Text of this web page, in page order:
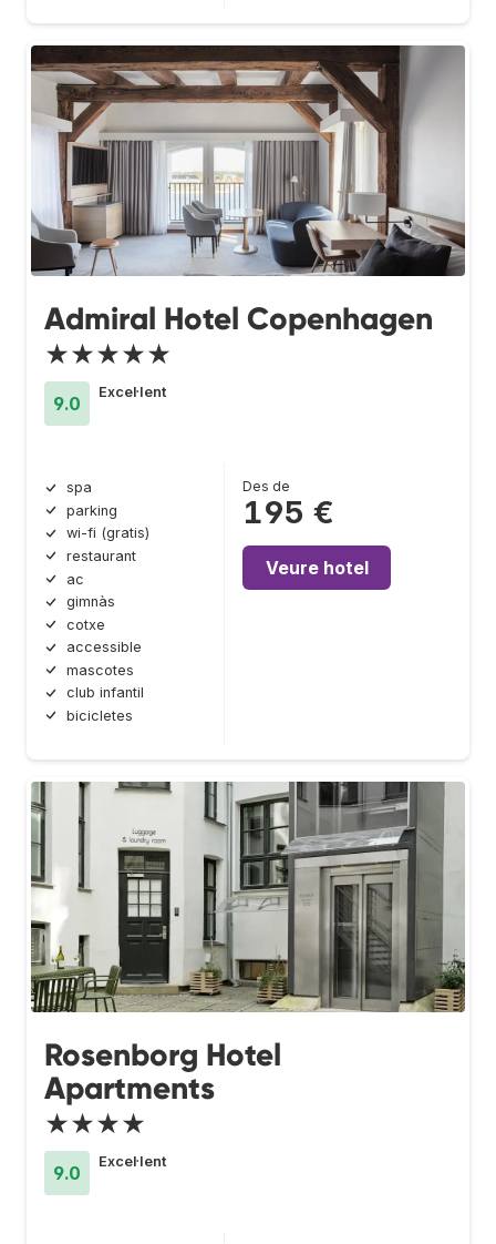
Admiral Hotel Copenhagen
★★★★★
9.0
Excel·lent
spa
parking
wi-fi (gratis)
restaurant
ac
gimnàs
cotxe
accessible
mascotes
club infantil
bicicletes
Des de
195 €
Veure hotel
Rosenborg Hotel
Apartments
★★★★
9.0
Excel·lent